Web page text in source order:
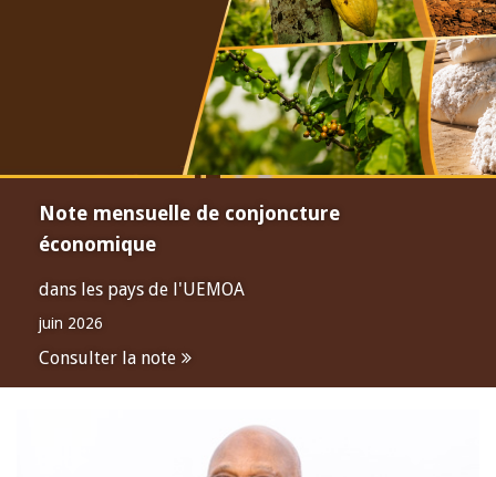
Note mensuelle de conjoncture
économique
dans les pays de l'UEMOA
juin 2026
Consulter la note